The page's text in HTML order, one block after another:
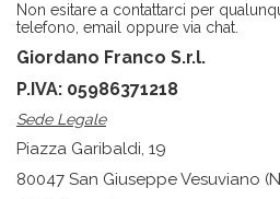
Non esitare a contattarci per
telefono, email oppure via chat.
Giordano Franco S.r.l.
P.IVA: 05986371218
Sede Legale
Piazza Garibaldi, 19
80047 San Giuseppe Vesuviano